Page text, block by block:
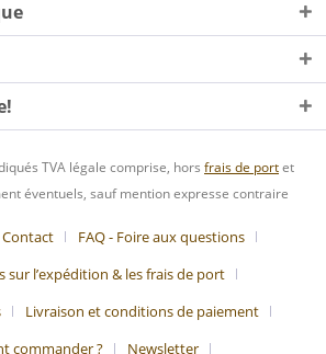
TVA légale comprise, hors frais de portet
éventuels, sauf mention expresse contraire
Contact
FAQ - Foire aux questions
sur l’expédition & les frais de port
Livraison et conditions de paiement
commander ?
Newsletter